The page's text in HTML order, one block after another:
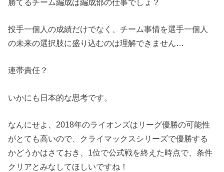
投手一個人の成績だけでなく、チーム事情を選手一個人
の未来の選択肢に盛り込むのは理解できません…
連帯責任？
いかにも日本的な思考です。
なんにせよ、2018年のライオンズはリーグ優勝の可能性
がとても高いので、クライマックスシリーズで優勝する
かどうかはさておき、1位で公式戦を終えた時点で、条件
クリアとみなしてほしいですね！